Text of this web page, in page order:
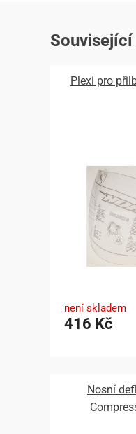
Plexi pro
není skladem
416 Kč
Nosní